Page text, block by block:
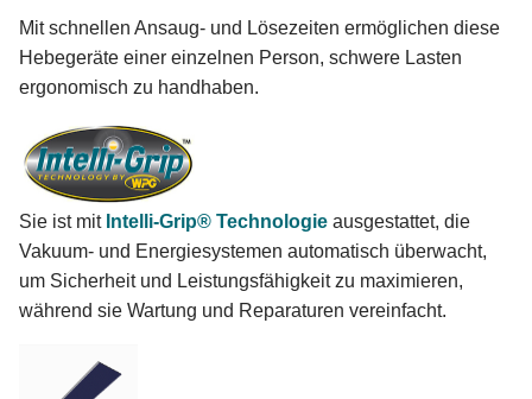
Mit schnellen Ansaug- und Lösezeiten ermöglichen diese
Hebegeräte einer einzelnen Person, schwere Lasten
ergonomisch zu handhaben.
Sie ist mit Intelli-Grip® Technologie ausgestattet, die
Vakuum- und Energiesystemen automatisch überwacht,
um Sicherheit und Leistungsfähigkeit zu maximieren,
während sie Wartung und Reparaturen vereinfacht.